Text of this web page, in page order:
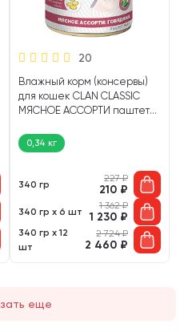
20
Влажный корм (консервы)
для кошек CLAN CLASSIC
МЯСНОЕ АССОРТИ паштет
0,34 кг
340 гр
227₽
210 ₽
340 гр х 6 шт
1 362₽
1 230 ₽
340 гр х 12
шт
2 724₽
2 460 ₽
еще